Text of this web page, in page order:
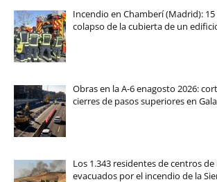
Incendio en Chamberí (Madrid):
colapso de la cubierta de un
Obras en la A-6 enagosto 2026:
cierres de pasos superiores en
Los 1.343 residentes de centros
evacuados por el incendio de la